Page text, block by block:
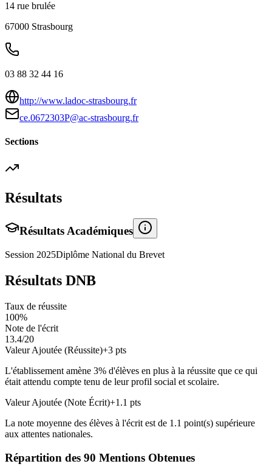
14 rue brulée
67000 Strasbourg
03 88 32 44 16
http://www.ladoc-strasbourg.fr
ce.0672303P@ac-strasbourg.fr
Sections
Résultats
Résultats Académiques
Session 2025Diplôme National du Brevet
Résultats DNB
Taux de réussite
100%
Note de l'écrit
13.4/20
Valeur Ajoutée (Réussite)+3 pts
L'établissement amène 3% d'élèves en plus à la réussite que ce qui
était attendu compte tenu de leur profil social et scolaire.
Valeur Ajoutée (Note Écrit)+1.1 pts
La note moyenne des élèves à l'écrit est de 1.1 point(s) supérieure
aux attentes nationales.
Répartition des 90 Mentions Obtenues